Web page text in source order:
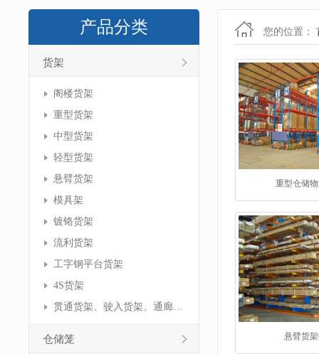
产品分类
货架
阁楼货架
重型货架
中型货架
轻型货架
悬臂货架
模具架
镀铬货架
流利货架
工字钢平台货架
4S货架
贯通货架、驶入货架、通廊货架
仓储笼
您的位置：
重型仓储
悬臂货